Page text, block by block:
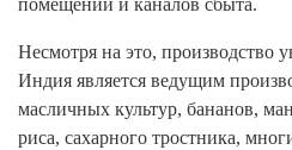
помещений и каналов сбыта.
Несмотря на это, производство
Индия является ведущим
масличных культур, бананов,
риса, сахарного тростника,